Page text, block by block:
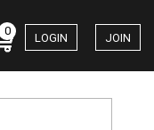
0
LOGIN JOIN